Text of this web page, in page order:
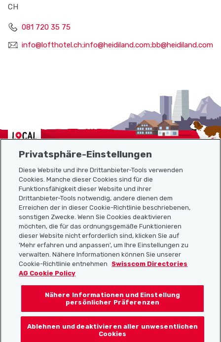
CH
081 720 35 75
info@lofthotel.ch;info@heidiland.com;bb@heidiland.com
Localcities
Sitemap
Nützliche Links
Localcities App herunterladen
Folgt uns auf:
Privatsphäre-Einstellungen
Diese Website und ihre Drittanbieter-Tools verwenden
Cookies. Manche dieser Cookies sind für die
Funktionsfähigkeit dieser Website und ihrer
Drittanbieter-Tools notwendig, andere dienen dem
Erreichen der in dieser Cookie-Richtlinie beschriebenen,
sonstigen Zwecke. Wenn Sie Cookies deaktivieren
möchten, die für das ordnungsgemäße Funktionieren
dieser Website nicht erforderlich sind, klicken Sie auf
'Mehr erfahren und anpassen', um Ihre Einstellungen zu
verwalten. Nähere Informationen können Sie unserer
Cookie-Richtlinie entnehmen
Swisscom Directories
AG Cookie Policy
Nähere Informationen und Einstellung
persönlicher Präferenzen
Ablehnen und deaktivieren aller unwesentlichen
Cookies